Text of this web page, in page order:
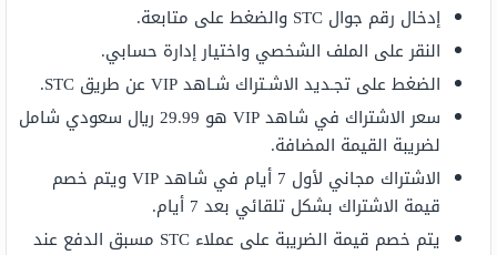
إدخال رقم جوال STC والضغط على متابعة.
النقر على الملف الشخصي واختيار إدارة حسابي.
الضغط على تجـديد الاشـتراك شـاهد VIP عن طريق STC.
سعر الاشتراك في شاهد VIP هو 29.99 ريال سعودي شامل
لضريبة القيمة المضافة.
الاشتراك مجاني لأول 7 أيام في شاهد VIP ويتم خصم
قيمة الاشتراك بشكل تلقائي بعد 7 أيام.
يتم خصم قيمة الضريبة على عملاء STC مسبق الدفع عند